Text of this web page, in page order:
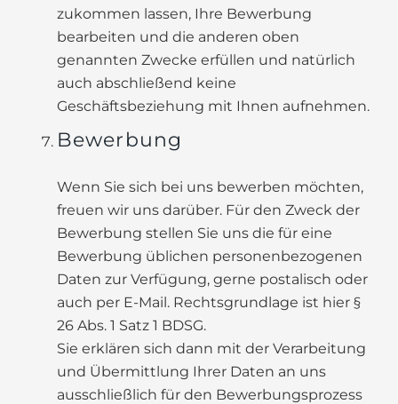
zukommen lassen, Ihre Bewerbung
bearbeiten und die anderen oben
genannten Zwecke erfüllen und natürlich
auch abschließend keine
Geschäftsbeziehung mit Ihnen aufnehmen.
Bewerbung
Wenn Sie sich bei uns bewerben möchten,
freuen wir uns darüber. Für den Zweck der
Bewerbung stellen Sie uns die für eine
Bewerbung üblichen personenbezogenen
Daten zur Verfügung, gerne postalisch oder
auch per E-Mail. Rechtsgrundlage ist hier §
26 Abs. 1 Satz 1 BDSG.
Sie erklären sich dann mit der Verarbeitung
und Übermittlung Ihrer Daten an uns
ausschließlich für den Bewerbungsprozess